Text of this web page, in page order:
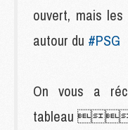
ouvert, mais
autour du #PSG
On vous a
tableau